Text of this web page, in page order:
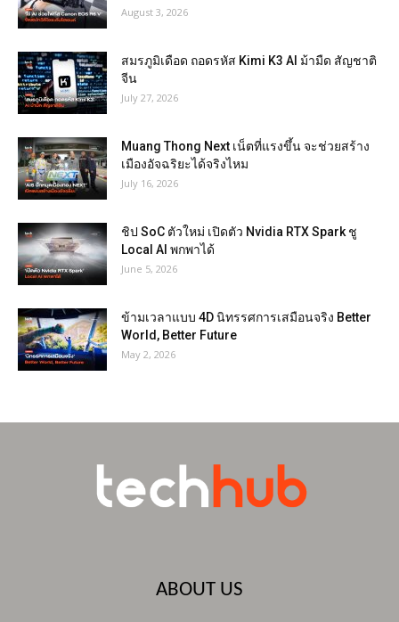
August 3, 2026
สมรภูมิเดือด ถอดรหัส Kimi K3 AI ม้ามืด สัญชาติ
จีน
July 27, 2026
Muang Thong Next เน็ตที่แรงขึ้น จะช่วยสร้าง
เมืองอัจฉริยะได้จริงไหม
July 16, 2026
ชิป SoC ตัวใหม่ เปิดตัว Nvidia RTX Spark ชู
Local AI พกพาได้
June 5, 2026
ข้ามเวลาแบบ 4D นิทรรศการเสมือนจริง Better
World, Better Future
May 2, 2026
ABOUT US